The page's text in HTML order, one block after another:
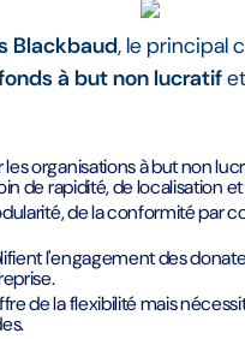
Blackbaud, le principal
à but non lucratif
organisations à but non
de rapidité, de localisation
de la conformité par
l'engagement des
de la flexibilité mais